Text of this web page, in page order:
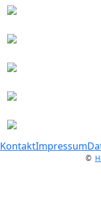
KontaktImpressum
©